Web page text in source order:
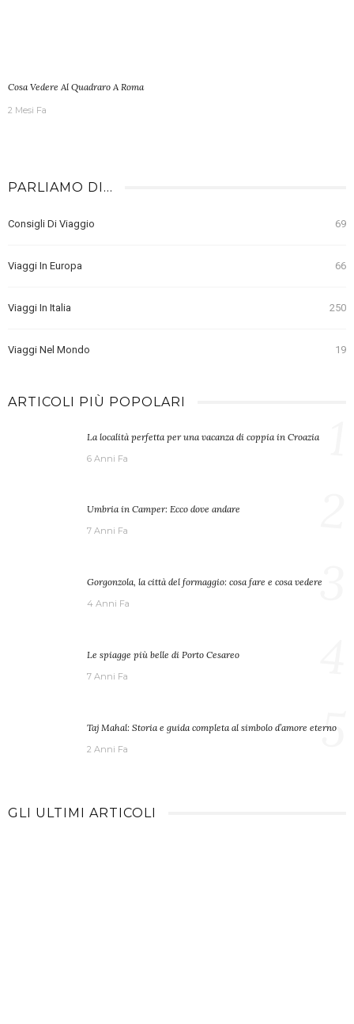
Cosa Vedere Al Quadraro A Roma
2 Mesi Fa
PARLIAMO DI…
Consigli Di Viaggio 69
Viaggi In Europa 66
Viaggi In Italia 250
Viaggi Nel Mondo 19
ARTICOLI PIÙ POPOLARI
La località perfetta per una vacanza di coppia in Croazia
6 Anni Fa
Umbria in Camper: Ecco dove andare
7 Anni Fa
Gorgonzola, la città del formaggio: cosa fare e cosa vedere
4 Anni Fa 3
Le spiagge più belle di Porto Cesareo
7 Anni Fa
Taj Mahal: Storia e guida completa al simbolo d’amore eterno
2 Anni Fa 5
GLI ULTIMI ARTICOLI